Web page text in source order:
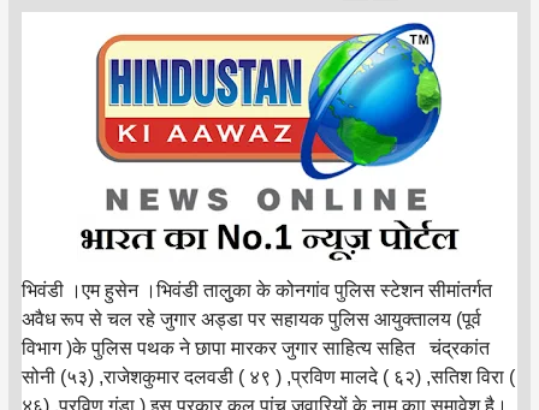
भिवंडी ।एम हुसेन ।भिवंडी तालुुका के कोनगांव पुलिस स्टेशन सीमांतर्गत
अवैध रूप से चल रहे जुगार अड्डा पर सहायक पुलिस आयुक्तालय (पूर्व
विभाग )के पुलिस पथक ने छापा मारकर जुगार साहित्य सहित चंद्रकांत
सोनी (५३) ,राजेशकुमार दलवडी ( ४९ ) ,प्रविण मालदे ( ६२) ,सतिश विरा (